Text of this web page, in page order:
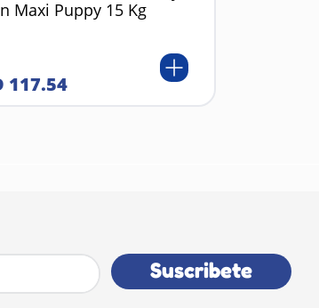
Maxi Puppy 15 Kg
117.54
Suscribete